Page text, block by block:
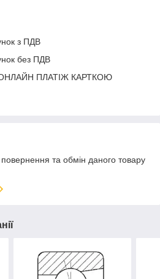
з ПДВ
без ПДВ
ПЛАТІЖ КАРТКОЮ
та обмін даного товару